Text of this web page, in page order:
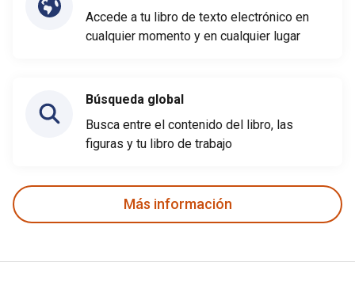
Accede a tu libro de texto electrónico en
cualquier momento y en cualquier lugar
Búsqueda global
Busca entre el contenido del libro, las
figuras y tu libro de trabajo
Más información